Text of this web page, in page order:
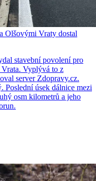
Olšovými Vraty dostal
stavební povolení pro
Vyplývá to z
server Zdopravy.cz.
Poslední úsek dálnice mezi
osm kilometrů a jeho